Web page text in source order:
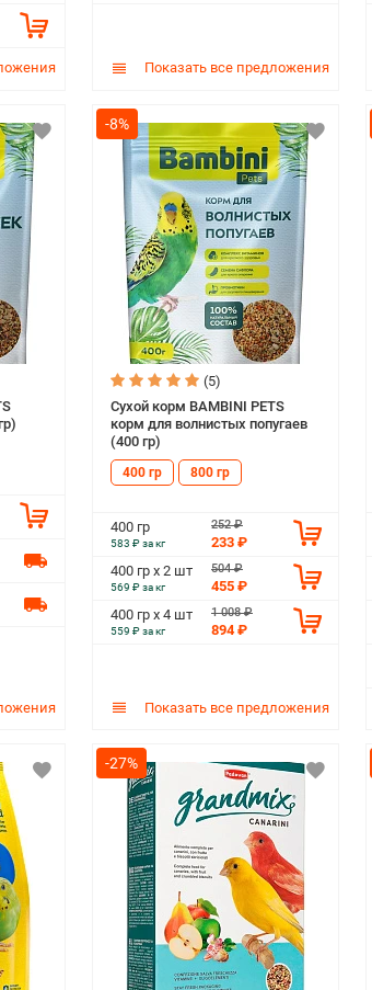
Показать все предложения
-8%
(5)
Сухой корм BAMBINI PETS
корм для волнистых попугаев
(400 гр)
400 гр 800 гр
400 гр
583 ₽ за кг
252 ₽
233 ₽
400 гр х 2 шт
569 ₽ за кг
504 ₽
455 ₽
400 гр х 4 шт
559 ₽ за кг
1 008 ₽
894 ₽
Показать все предложения
-27%